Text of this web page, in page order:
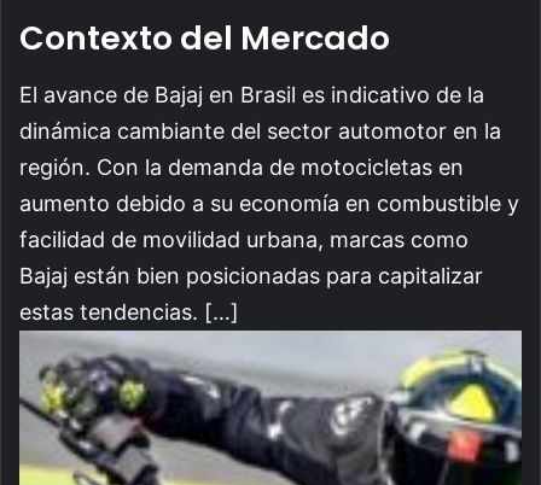
Contexto del Mercado
El avance de Bajaj en Brasil es indicativo de la
dinámica cambiante del sector automotor en la
región. Con la demanda de motocicletas en
aumento debido a su economía en combustible y
facilidad de movilidad urbana, marcas como
Bajaj están bien posicionadas para capitalizar
estas tendencias. […]